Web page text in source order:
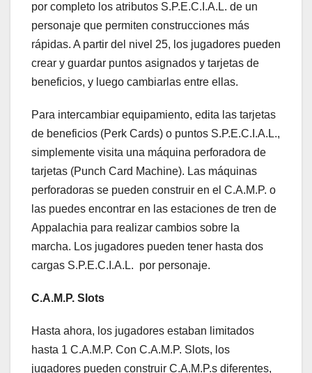
por completo los atributos S.P.E.C.I.A.L. de un
personaje que permiten construcciones más
rápidas. A partir del nivel 25, los jugadores pueden
crear y guardar puntos asignados y tarjetas de
beneficios, y luego cambiarlas entre ellas.
Para intercambiar equipamiento, edita las tarjetas
de beneficios (Perk Cards) o puntos S.P.E.C.I.A.L.,
simplemente visita una máquina perforadora de
tarjetas (Punch Card Machine). Las máquinas
perforadoras se pueden construir en el C.A.M.P. o
las puedes encontrar en las estaciones de tren de
Appalachia para realizar cambios sobre la
marcha. Los jugadores pueden tener hasta dos
cargas S.P.E.C.I.A.L. por personaje.
C.A.M.P. Slots
Hasta ahora, los jugadores estaban limitados
hasta 1 C.A.M.P. Con C.A.M.P. Slots, los
jugadores pueden construir C.A.M.P.s diferentes,